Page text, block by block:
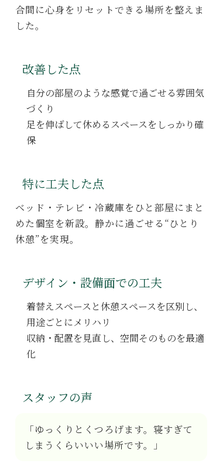
合間に心身をリセットできる場所を整えま
した。
改善した点
自分の部屋のような感覚で過ごせる雰囲気
づくり
足を伸ばして休めるスペースをしっかり確
保
特に工夫した点
ベッド・テレビ・冷蔵庫をひと部屋にまと
めた個室を新設。静かに過ごせる“ひとり
休憩”を実現。
デザイン・設備面での工夫
着替えスペース と休憩スペースを区別し、
用途ごとにメリハリ
収納・配置を見直し、空間そのものを最適
化
スタッフの声
「ゆっくりとくつろげます。 寝すぎて
しまうくらいいい場所です。」